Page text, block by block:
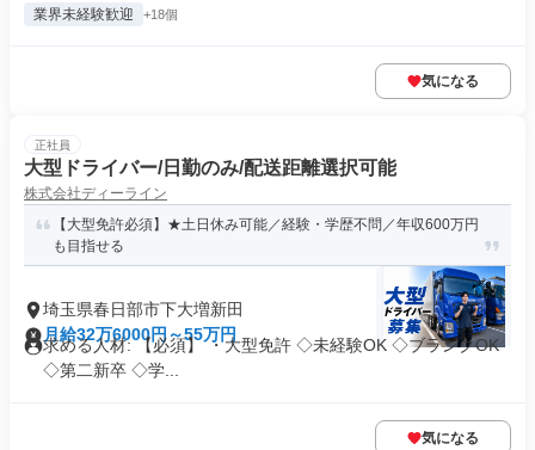
業界未経験歓迎 +18個
気になる
正社員
大型ドライバー/日勤のみ/配送距離選択可能
株式会社ディーライン
【大型免許必須】★土日休み可能／経験・学歴不問／年収600万円
も目指せる
埼玉県春日部市下大増新田
月給32万6000円～55万円
求める人材: 【必須】 ・大型免許 ◇未経験OK ◇ブランクOK
◇第二新卒 ◇学...
気になる